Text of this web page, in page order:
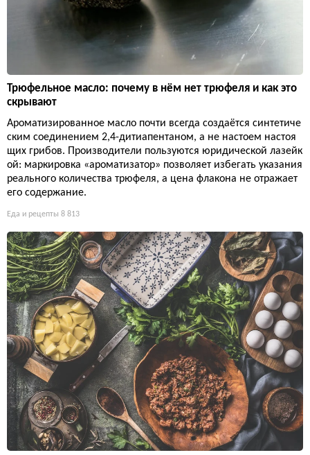
Трюфельное масло: почему в нём нет трюфеля и как это
скрывают
Ароматизированное масло почти всегда создаётся синтетиче
ским соединением 2,4-дитиапентаном, а не настоем настоя
щих грибов. Производители пользуются юридической лазейк
ой: маркировка «ароматизатор» позволяет избегать указания
реального количества трюфеля, а цена флакона не отражает
его содержание.
Еда и рецепты 8 813